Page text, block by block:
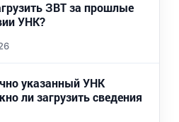
ЗВТ за прошлые
УНК?
указанный УНК
ли загрузить сведения